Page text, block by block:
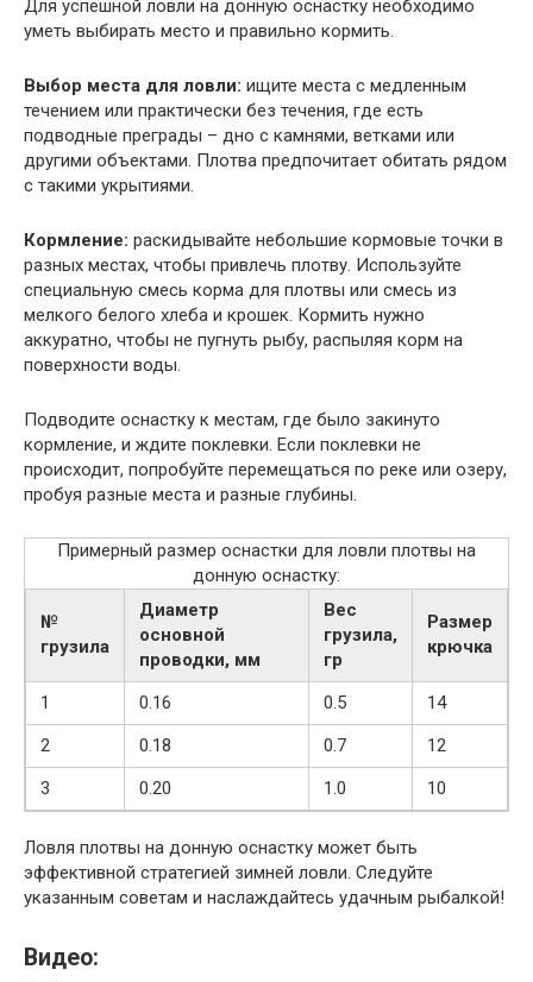
Для успешной ловли на донную оснастку необходимо
уметь выбирать место и правильно кормить.
Выбор места для ловли: ищите места с медленным
течением или практически без течения, где есть
подводные преграды – дно с камнями, ветками или
другими объектами. Плотва предпочитает обитать рядом
с такими укрытиями.
Кормление: раскидывайте небольшие кормовые точки в
разных местах, чтобы привлечь плотву. Используйте
специальную смесь корма для плотвы или смесь из
мелкого белого хлеба и крошек. Кормить нужно
аккуратно, чтобы не пугнуть рыбу, распыляя корм на
поверхности воды.
Подводите оснастку к местам, где было закинуто
кормление, и ждите поклевки. Если поклевки не
происходит, попробуйте перемещаться по реке или озеру,
пробуя разные места и разные глубины.
Примерный размер оснастки для ловли плотвы на
донную оснастку:
№
грузила
Диаметр
основной
проводки, мм
Вес
грузила,
гр
Размер
крючка
1 0.16 0.5
14
2
0.18 0.7
12
3
0.20 1.0 10
Ловля плотвы на донную оснастку может быть
эффективной стратегией зимней ловли. Следуйте
указанным советам и наслаждайтесь удачным рыбалкой!
Видео: